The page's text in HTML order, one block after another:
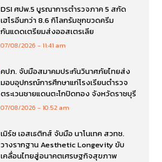
DSI ศปพ.5 บูรณาการตำรวจภาค 5 สกัด
เฮโรอีนกว่า 8.6 กิโลกรัมซุกขวดครีม
กันแดดเตรียมส่งออสเตรเลีย
07/08/2026 11:41 am
คปภ. จับมือสมาคมประกันวินาศภัยไทยส่ง
มอบอุปกรณ์การศึกษาแก่โรงเรียนตำรวจ
ตระเวนชายแดนตะโกปิดทอง จังหวัดราชบุรี
07/08/2026 10:52 am
เมิร์ซ เอสเธติกส์ จับมือ นาโนเทค สวทช.
วางรากฐาน Aesthetic Longevity ขับ
เคลื่อนไทยสู่อนาคตเศรษฐกิจสุขภาพ